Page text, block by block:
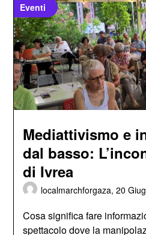
Eventi
Mediattivismo e
dal basso:
di Ivrea
localmarchforgaza,20
Cosa significa fare
spettacolo dove la